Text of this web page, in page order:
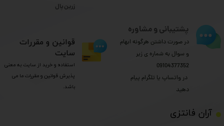
​آران فانتزی
​​​​​​​زرین پال
پشتیبانی و مشاوره
در صورت داشتن هرگونه ابهام
و سوال به شماره ی زیر
09104377352
​​​​​​​ در واتساپ یا تلگرام پیام
دهید
​قوانین و مقررات
سایت
استفاده و خرید از سایت به معنی
پذیرش قوانین و مقررات ما می
باشد.